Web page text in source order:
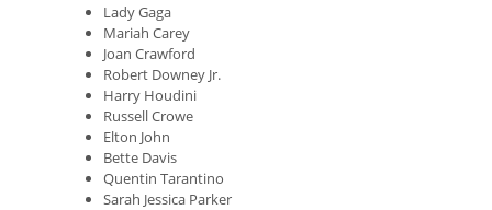
Lady Gaga
Mariah Carey
Joan Crawford
Robert Downey Jr.
Harry Houdini
Russell Crowe
Elton John
Bette Davis
Quentin Tarantino
Sarah Jessica Parker